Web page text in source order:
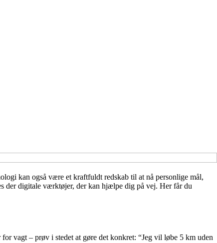
kan også være et kraftfuldt redskab til at nå personlige mål,
der digitale værktøjer, der kan hjælpe dig på vej. Her får du
vagt – prøv i stedet at gøre det konkret: “Jeg vil løbe 5 km uden